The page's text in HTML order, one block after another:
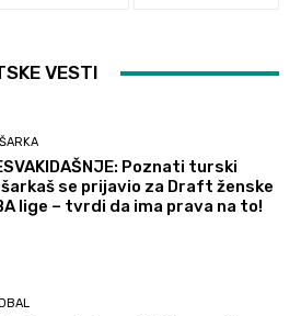
VESTI
Poznati turski
se prijavio za Draft ženske
lige – tvrdi da ima prava na to!